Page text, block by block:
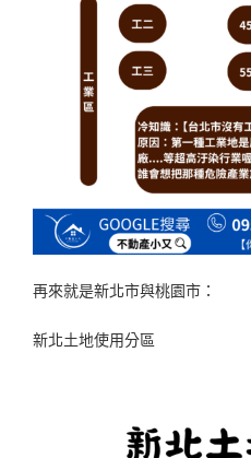
再來就是新北市與桃園市：
新北土地使用分區